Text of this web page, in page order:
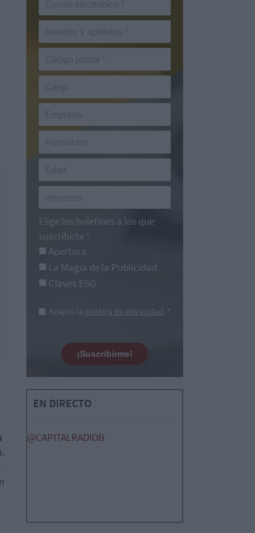
Elige los boletines a los que
suscribirte *
Apertura
La Magia de la Publicidad
Claves ESG
Acepto la política de privacidad. *
¡Suscribirme!
EN DIRECTO
@CAPITALRADIOB